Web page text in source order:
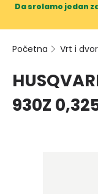
Da srolamo jedan
Početna Vrt i
930Z